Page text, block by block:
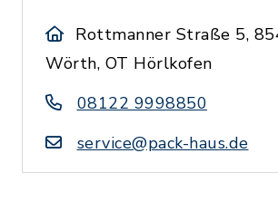
Rottmanner Straße 5,
Wörth, OT Hörlkofen
08122 9998850
service@pack-haus.de